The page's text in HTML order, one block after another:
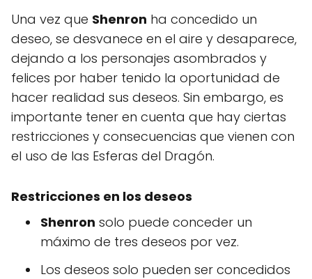
Una vez que Shenron ha concedido un
deseo, se desvanece en el aire y desaparece,
dejando a los personajes asombrados y
felices por haber tenido la oportunidad de
hacer realidad sus deseos. Sin embargo, es
importante tener en cuenta que hay ciertas
restricciones y consecuencias que vienen con
el uso de las Esferas del Dragón.
Restricciones en los deseos
Shenron solo puede conceder un
máximo de tres deseos por vez.
Los deseos solo pueden ser concedidos